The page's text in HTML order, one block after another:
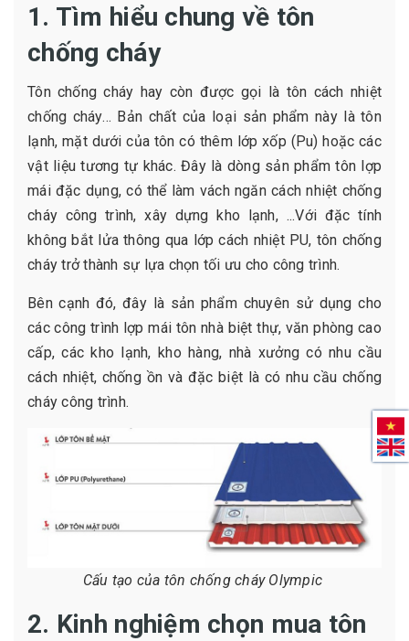
1. Tìm hiểu chung về tôn
chống cháy
Tôn chống cháy hay còn được gọi là tôn cách nhiệt
chống cháy… Bản chất của loại sản phẩm này là tôn
lạnh, mặt dưới của tôn có thêm lớp xốp (Pu) hoặc các
vật liệu tương tự khác. Đây là dòng sản phẩm tôn lợp
mái đặc dụng, có thể làm vách ngăn cách nhiệt chống
cháy công trình, xây dựng kho lạnh, ...Với đặc tính
không bắt lửa thông qua lớp cách nhiệt PU, tôn chống
cháy trở thành sự lựa chọn tối ưu cho công trình.
Bên cạnh đó, đây là sản phẩm chuyên sử dụng cho
các công trình lợp mái tôn nhà biệt thự, văn phòng cao
cấp, các kho lạnh, kho hàng, nhà xưởng có nhu cầu
cách nhiệt, chống ồn và đặc biệt là có nhu cầu chống
cháy công trình.
Cấu tạo của tôn chống cháy Olympic
2. Kinh nghiệm chọn mua tôn